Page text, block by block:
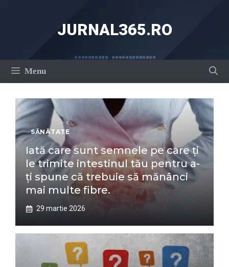
JURNAL365.RO
Menu
SĂNĂTATE
Iată care sunt semnele pe care ți
le trimite intestinul tău pentru a-
ți spune că trebuie să mănânci
mai multe fibre.
29 martie 2026